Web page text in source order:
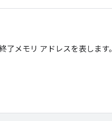
メモリ アドレスを表します。